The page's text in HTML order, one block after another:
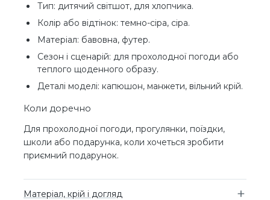
Тип: дитячий світшот, для хлопчика.
Колір або відтінок: темно-сіра, сіра.
Матеріал: бавовна, футер.
Сезон і сценарій: для прохолодної погоди або
теплого щоденного образу.
Деталі моделі: капюшон, манжети, вільний крій.
Коли доречно
Для прохолодної погоди, прогулянки, поїздки,
школи або подарунка, коли хочеться зробити
приємний подарунок.
Матеріал, крій і догляд